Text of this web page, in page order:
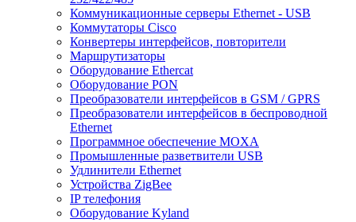
Коммуникационные серверы Ethernet - USB
Коммутаторы Cisco
Конвертеры интерфейсов, повторители
Маршрутизаторы
Оборудование Ethercat
Оборудование PON
Преобразователи интерфейсов в GSM / GPRS
Преобразователи интерфейсов в беспроводной
Ethernet
Программное обеспечение MOXA
Промышленные разветвители USB
Удлинители Ethernet
Устройства ZigBee
IP телефония
Оборудование Kyland